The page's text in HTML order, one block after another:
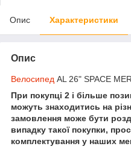
Опис Характеристики
Опис
Велосипед AL 26" SPACE
При покупці 2 і більше
можуть знаходитись на
замовлення може бути
випадку такої покупки,
комплектування у наших